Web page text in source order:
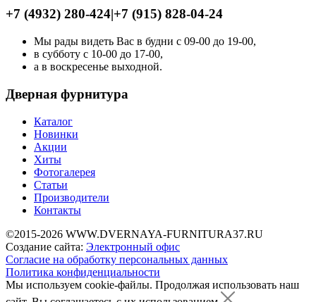
+7 (4932) 280-424|+7 (915) 828-04-24
Мы рады видеть Вас в будни с 09-00 до 19-00,
в субботу с 10-00 до 17-00,
а в воскресенье выходной.
Дверная фурнитура
Каталог
Новинки
Акции
Хиты
Фотогалерея
Статьи
Производители
Контакты
©2015-2026 WWW.DVERNAYA-FURNITURA37.RU
Создание сайта: Электронный офис
Согласие на обработку персональных данных
Политика конфиденциальности
Мы используем cookie-файлы. Продолжая использовать наш